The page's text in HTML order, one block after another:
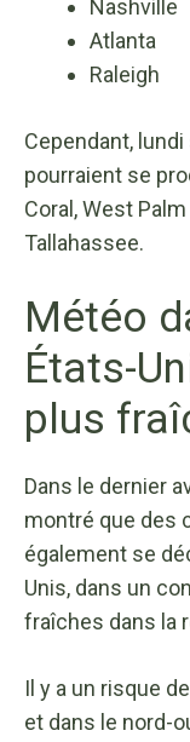
Nashville
Atlanta
Raleigh
Cependant,
pourraient se
Coral, West
Tallahassee.
Météo
États-
plus
Dans le dernier
montré que des
également se
Unis, dans un
fraîches dans la
Il y a un risque
et dans le nord-